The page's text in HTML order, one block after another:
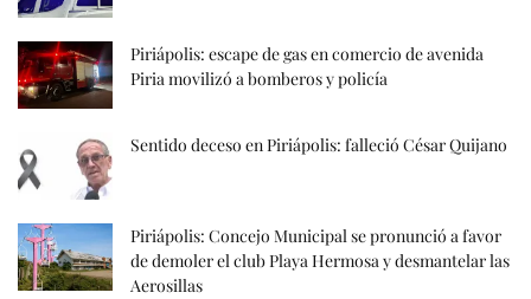
Piriápolis: escape de gas en comercio de avenida
Piria movilizó a bomberos y policía
Sentido deceso en Piriápolis: falleció César Quijano
Piriápolis: Concejo Municipal se pronunció a favor
de demoler el club Playa Hermosa y desmantelar las
Aerosillas